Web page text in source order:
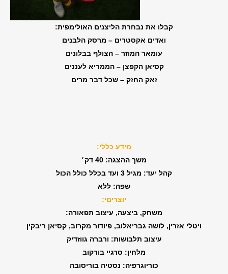
קבלו את נבחרת הליצנים האולימפית:
ואדים אקסטרים – מרסק הלבנים
עומאר המוזר – הצולף בבלונים
קסיאן הקפצן – הממריא לעננים
זאק החזק – שכל דבר מרים
מידע כללי:
משך ההצגה: 40 דק׳
קהל יעד: מגיל 3 ועד בכלל כולל הכול
שפה: ללא
יוצריםי:
משחק, ביצעה, עיצוב תפאורה:
ויטלי אזרין, לושה גבריאלוב, פיודור מקרוב, קסיאן ריבקין
עיצוב תלבושות: ורברה גווזדיק
מלחין: סרגיי בורקוב
כוריוגרפיה: נסטיה בוריסובה